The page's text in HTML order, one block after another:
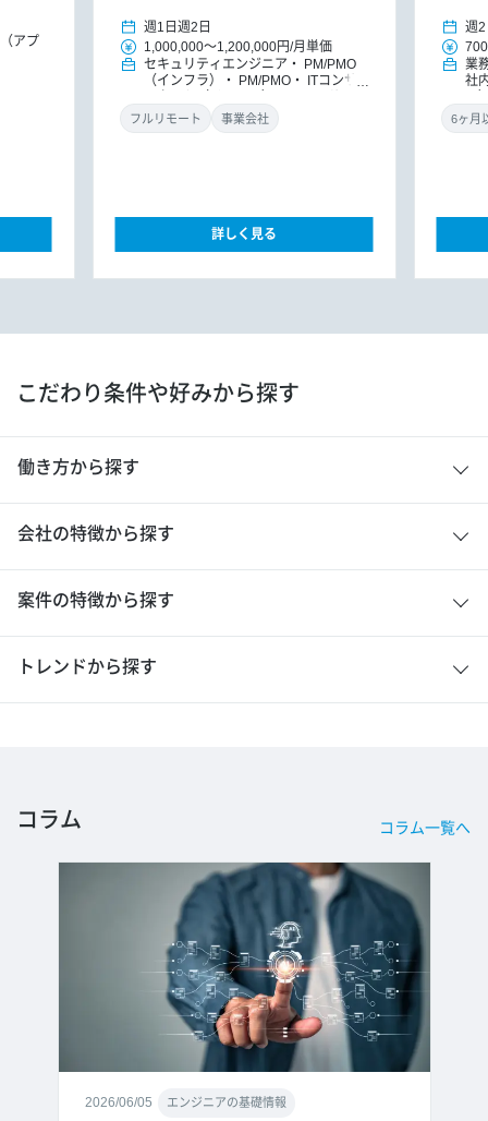
アプ
週1日 週2日
1,000,000～1,200,000円/月単価
セキュリティエンジニア
PM/PMO
（インフラ）
PM/PMO
ITコンサ
ント
DXコンサルタント
フルリモート 事業会社
詳しく見る
週2
業
社
O
こだわり条件や好みから探す
働き方から探す
会社の特徴から探す
案件の特徴から探す
トレンドから探す
コラム コラム一覧へ
2026/06/05 エンジニアの基礎情報